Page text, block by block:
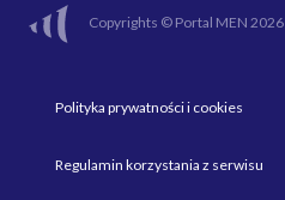
Copyrights © Portal MEN 2026
Polityka prywatności i cookies
Regulamin korzystania z serwisu